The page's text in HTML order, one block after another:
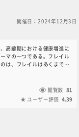
教育講座中央事務局（6nc-
開催日：2024年12月3日
、高齢期における健康増進に
マの一つである。フレイル
は、フレイルはあくまで可
機能や状態をとらえる点があ
義ではフレイルの定義、表現
価について確認できればと考
育講座中央事務局（6nc-
）までご連絡く
閲覧数 81
ユーザー評価 4.39